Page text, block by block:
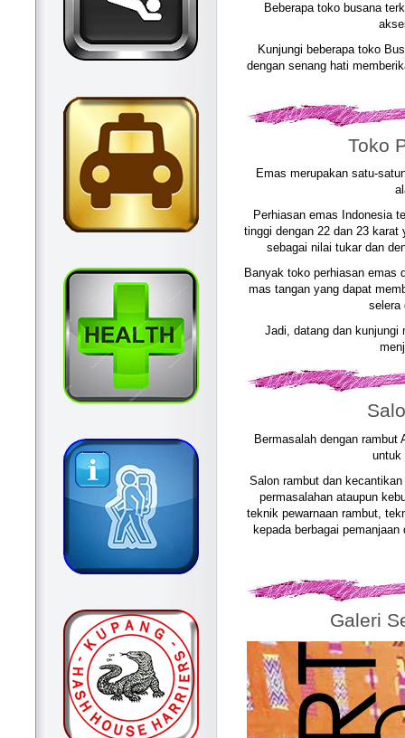
Beberapa toko busana
Kunjungi beberapa toko
dengan senang hati
Toko
Emas merupakan satu-
Perhiasan emas Indonesia
tinggi dengan 22 dan 23 karat
sebagai nilai tukar dan
Banyak toko perhiasan emas
mas tangan yang dapat
selera
Jadi, datang dan kunjungi
Bermasalah dengan rambut
untuk
Salon rambut dan
permasalahan ataupun
teknik pewarnaan rambut,
kepada berbagai
Galeri